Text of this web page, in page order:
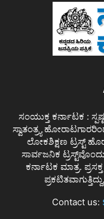
ಸಂಯುಕ್ತ ಕರ್ನಾಟಕ :
ಸ್ವಾತಂತ್ರ್ಯ
ಲೋಕಶಿಕ್ಷಣ ಟ್ರಸ್ಟ್
ಸಾರ್ವಜನಿಕ
ಕರ್ನಾಟಕ ಮಾತ್ರ.
Contact us: